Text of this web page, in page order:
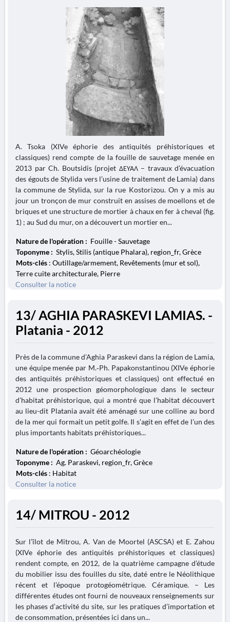
A. Tsoka (XIVe éphorie des antiquités préhistoriques et
classiques) rend compte de la fouille de sauvetage menée en
2013 par Ch. Boutsidis (projet ΔΕΥΑΛ – travaux d’évacuation
des égouts de Stylida vers l’usine de traitement de Lamia) dans
la commune de Stylida, sur la rue Kostorizou. On y a mis au
jour un tronçon de mur construit en assises de moellons et de
briques et une structure de mortier à chaux en fer à cheval (fig.
1) ; au Sud du mur, on a découvert un mortier en...
Nature de l'opération : Fouille - Sauvetage
Toponyme : Stylis, Stilis (antique Phalara), region_fr, Grèce
Mots-clés : Outillage/armement, Revêtements (mur et sol),
Terre cuite architecturale, Pierre
Consulter la notice
13/ AGHIA PARASKEVI LAMIAS. -
Platania - 2012
Près de la commune d’Aghia Paraskevi dans la région de Lamia,
une équipe menée par M.‑Ph. Papakonstantinou (XIVe éphorie
des antiquités préhistoriques et classiques) ont effectué en
2012 une prospection géomorphologique dans le secteur
d’habitat préhistorique, qui a montré que l’habitat découvert
au lieu-dit Platania avait été aménagé sur une colline au bord
de la mer qui formait un petit golfe. Il s’agit en effet de l’un des
plus importants habitats préhistoriques...
Nature de l'opération : Géoarchéologie
Toponyme : Ag. Paraskevi, region_fr, Grèce
Mots-clés : Habitat
Consulter la notice
14/ MITROU - 2012
Sur l’îlot de Mitrou, A. Van de Moortel (ASCSA) et E. Zahou
(XIVe éphorie des antiquités préhistoriques et classiques)
rendent compte, en 2012, de la quatrième campagne d’étude
du mobilier issu des fouilles du site, daté entre le Néolithique
récent et l’époque protogéométrique. Céramique. – Les
différentes études ont fourni de nouveaux renseignements sur
les phases d’activité du site, sur les pratiques d’importation et
de consommation, présentées ici dans un...